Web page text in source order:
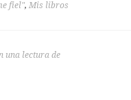
fiel", Mis libros
una lectura de